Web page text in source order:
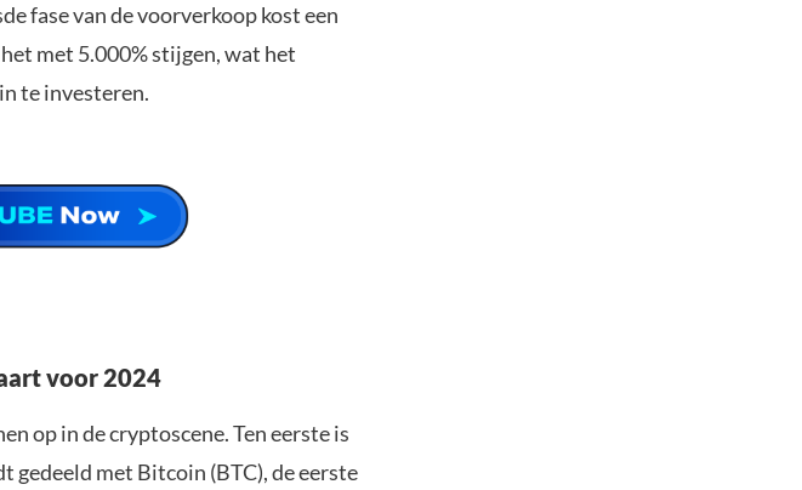
fase van de voorverkoop kost een
met 5.000% stijgen, wat het
te investeren.
voor 2024
op in de cryptoscene. Ten eerste is
gedeeld met Bitcoin (BTC), de eerste